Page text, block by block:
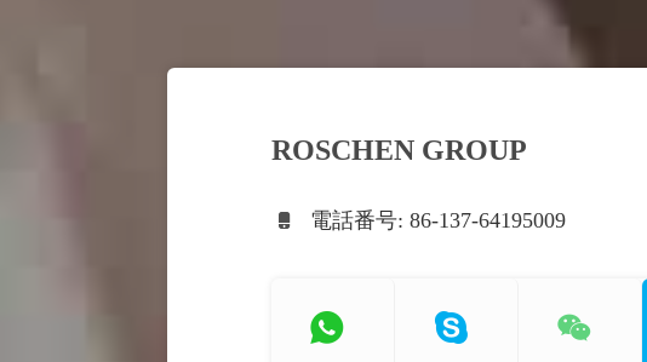
ROSCHEN GROUP
電話番号: 86-137-64195009